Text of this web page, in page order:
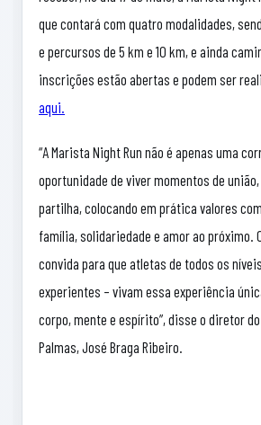
que contará com quatro modalidades,
e percursos de 5 km e 10 km, e ainda
inscrições estão abertas e podem ser
aqui.
“A Marista Night Run não é apenas uma
oportunidade de viver momentos de
partilha, colocando em prática valores
família, solidariedade e amor ao próximo.
convida para que atletas de todos os
experientes – vivam essa experiência
corpo, mente e espírito”, disse o diretor
Palmas, José Braga Ribeiro.